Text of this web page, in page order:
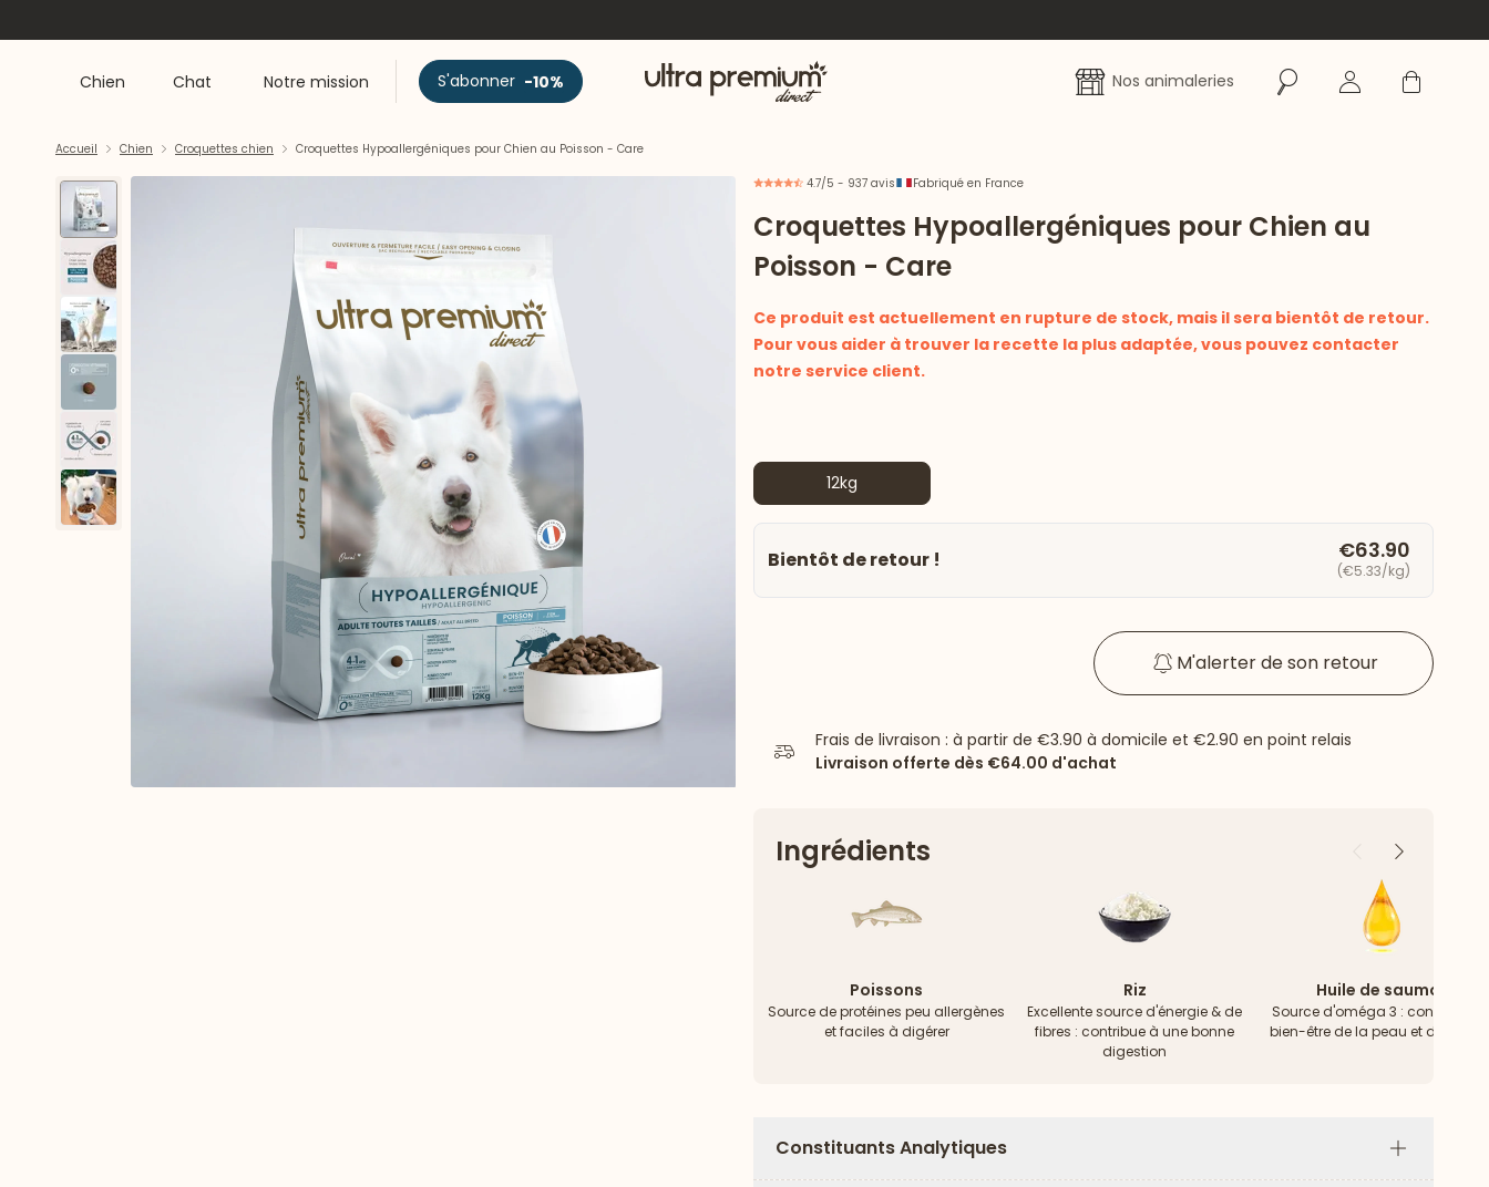
Chien Chat Notre mission S'abonner -10% Accueil Nos animaleries RechercherSe connecter
Panier
Accueil Chien Croquettes chien Croquettes Hypoallergéniques pour Chien au Poisson - Care
4.7/5 - 937 avis Fabriqué en France
Croquettes Hypoallergéniques pour Chien au
Poisson - Care
Ce produit est actuellement en rupture de stock, mais il sera bientôt de retour.
Pour vous aider à trouver la recette la plus adaptée, vous pouvez contacter
notre service client.
12kg
Bientôt de retour ! €63.90
(€5.33/kg)
M'alerter de son retour
Frais de livraison : à partir de €3.90 à domicile et €2.90 en point relais
Livraison offerte dès €64.00 d'achat
Ingrédients PrécédentSuivant
Poissons
Source de protéines peu allergènes
et faciles à digérer
Riz
Excellente source d'énergie & de
fibres : contribue à une bonne
digestion
Huile de saumon
Source d'oméga 3 : contribue
bien-être de la peau et du
Constituants Analytiques
Plus